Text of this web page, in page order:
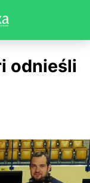
odnieśli